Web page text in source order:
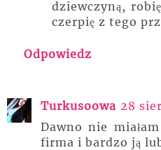
dziewczyną,
czerpię z tego
Odpowiedz
Turkusoowa 28
Dawno nie
firma i bardzo ją